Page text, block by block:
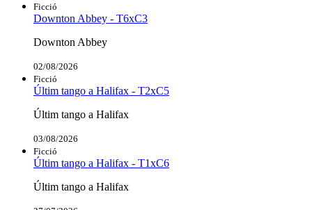
Ficció
Downton Abbey - T6xC3
Downton Abbey
02/08/2026
Ficció
Últim tango a Halifax - T2xC5
Últim tango a Halifax
03/08/2026
Ficció
Últim tango a Halifax - T1xC6
Últim tango a Halifax